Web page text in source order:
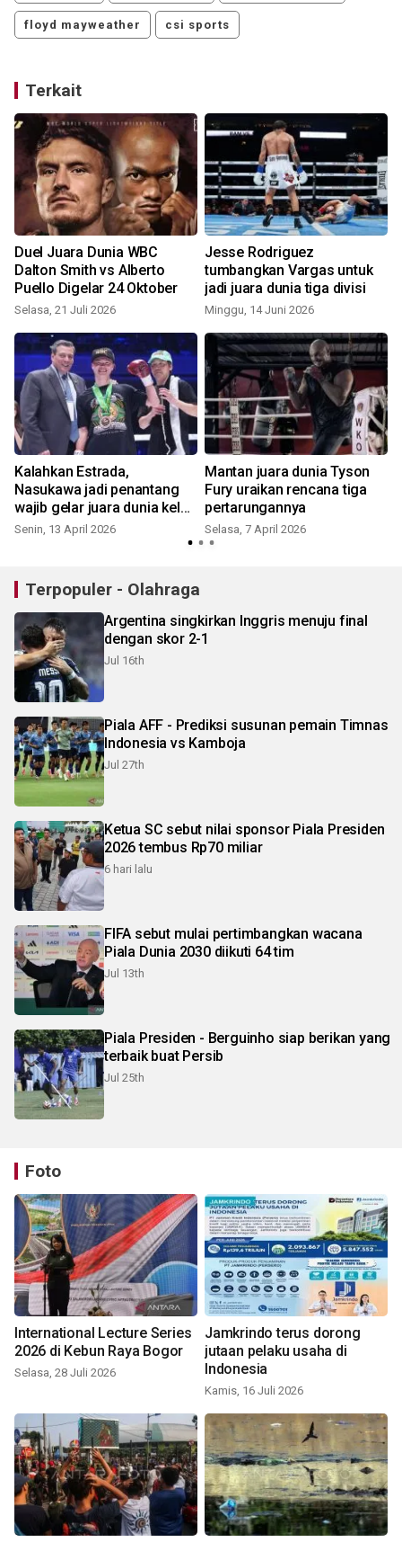
floyd mayweather csi sports
Terkait
Duel Juara Dunia WBC
Dalton Smith vs Alberto
Puello Digelar 24 Oktober
Selasa, 21 Juli 2026
Jesse Rodriguez
tumbangkan Vargas untuk
jadi juara dunia tiga divisi
Minggu, 14 Juni 2026
Kalahkan Estrada,
Nasukawa jadi penantang
wajib gelar juara dunia kelas
bantam WBC
Senin, 13 April 2026
Mantan juara dunia Tyson
Fury uraikan rencana tiga
pertarungannya
Selasa, 7 April 2026
Terpopuler - Olahraga
Argentina singkirkan Inggris menuju final
dengan skor 2-1
Jul 16th
Piala AFF - Prediksi susunan pemain Timnas
Indonesia vs Kamboja
Jul 27th
Ketua SC sebut nilai sponsor Piala Presiden
2026 tembus Rp70 miliar
6 hari lalu
FIFA sebut mulai pertimbangkan wacana
Piala Dunia 2030 diikuti 64 tim
Jul 13th
Piala Presiden - Berguinho siap berikan yang
terbaik buat Persib
Jul 25th
Foto
International Lecture Series
2026 di Kebun Raya Bogor
Selasa, 28 Juli 2026
Jamkrindo terus dorong
jutaan pelaku usaha di
Indonesia
Kamis, 16 Juli 2026